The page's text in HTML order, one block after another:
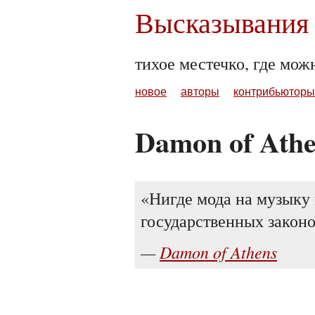
тихое местечко, где
новое авторы контрибьюторы
Damon of
Нигде мода на
государственных
Damon of Athens